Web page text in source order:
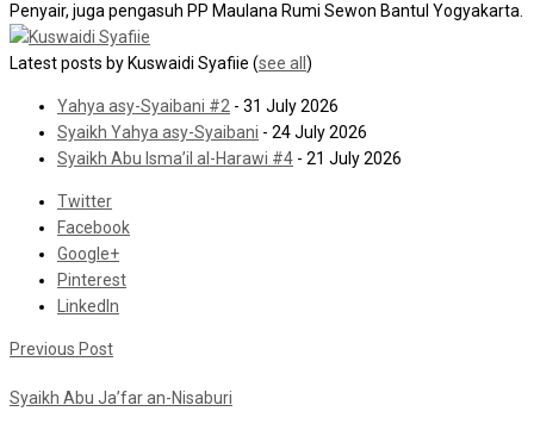
Penyair, juga pengasuh PP Maulana Rumi Sewon Bantul Yogyakarta.
Latest posts by Kuswaidi Syafiie (see all )
Yahya asy-Syaibani #2 - 31 July 2026
Syaikh Yahya asy-Syaibani - 24 July 2026
Syaikh Abu Isma’il al-Harawi #4 - 21 July 2026
Twitter
Facebook
Google+
Pinterest
LinkedIn
Previous Post
Syaikh Abu Ja’far an-Nisaburi